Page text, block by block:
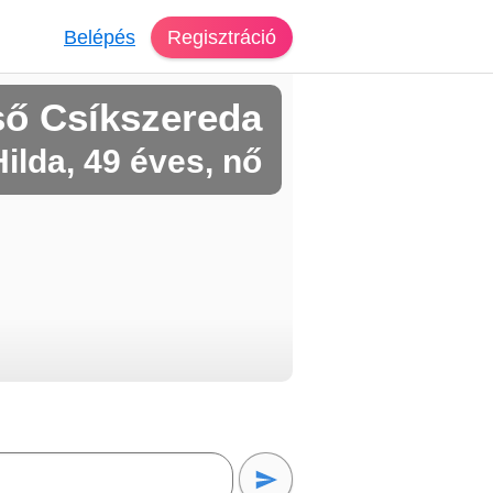
Belépés Regisztráció
Csíkszereda
49 éves, nő